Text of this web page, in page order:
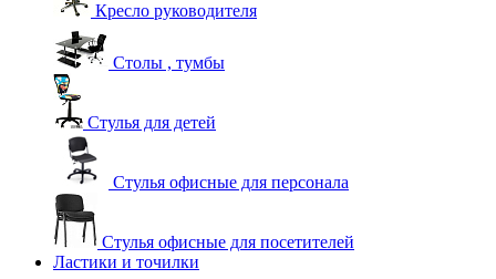
Кресло руководителя
Столы , тумбы
Стулья для детей
Стулья офисные для персонала
Стулья офисные для посетителей
Ластики и точилки